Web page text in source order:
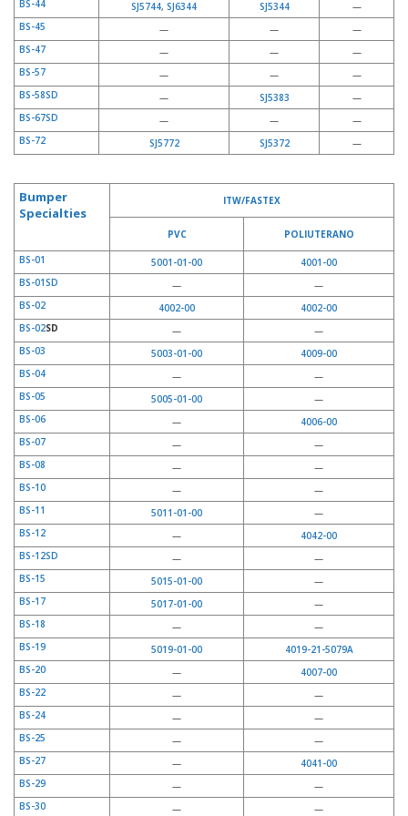
BS-44
SJ5744, SJ6344 SJ5344
—
BS-45
— —
—
BS-47
— —
—
BS-57
— —
—
BS-58SD
— SJ5383
—
BS-67SD
— —
—
BS-72
SJ5772 SJ5372 —
Bumper
Specialties
ITW/FASTEX
PVC
POLIUTERANO
BS-01
5001-01-00
4001-00
BS-01SD
—
—
BS-02
4002-00
4002-00
BS-02SD —
—
BS-03
5003-01-00
4009-00
BS-04
—
—
BS-05
5005-01-00
—
BS-06
—
4006-00
BS-07
—
—
BS-08
—
—
BS-10
—
—
BS-11
5011-01-00
—
BS-12
—
4042-00
BS-12SD
—
—
BS-15
5015-01-00
—
BS-17
5017-01-00
—
BS-18
—
—
BS-19
5019-01-00
4019-21-5079A
BS-20
—
4007-00
BS-22
—
—
BS-24
—
—
BS-25
—
—
BS-27
—
4041-00
BS-29
—
—
BS-30
— —